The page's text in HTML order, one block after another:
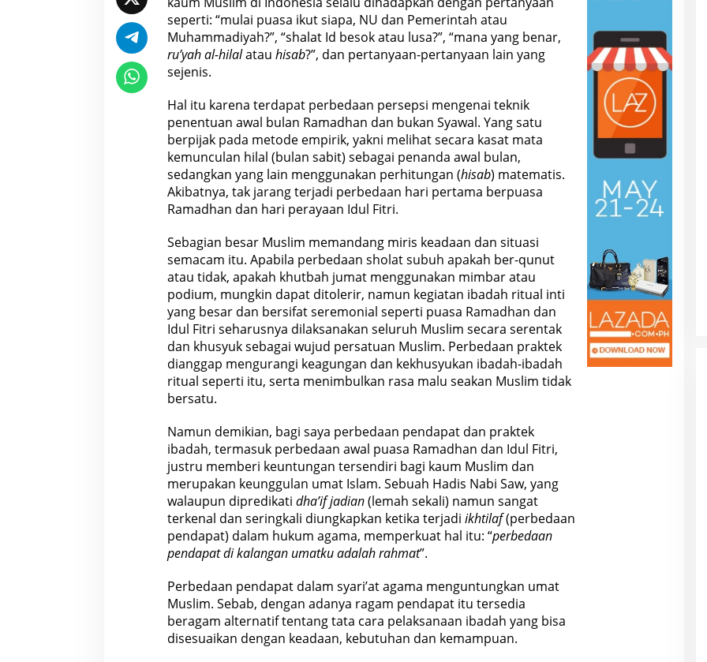
seperti: “mulai puasa ikut siapa, NU dan Pemerintah atau
Muhammadiyah?”, “shalat Id besok atau lusa?”, “mana yang benar,
ru’yah al-hilalatau hisab?”, dan pertanyaan-pertanyaan lain yang
sejenis.
Hal itu karena terdapat perbedaan persepsi mengenai teknik
penentuan awal bulan Ramadhan dan bukan Syawal. Yang satu
berpijak pada metode empirik, yakni melihat secara kasat mata
kemunculan hilal (bulan sabit) sebagai penanda awal bulan,
sedangkan yang lain menggunakan perhitungan (hisab) matematis.
Akibatnya, tak jarang terjadi perbedaan hari pertama berpuasa
Ramadhan dan hari perayaan Idul Fitri.
Sebagian besar Muslim memandang miris keadaan dan situasi
semacam itu. Apabila perbedaan sholat subuh apakah ber-qunut
atau tidak, apakah khutbah jumat menggunakan mimbar atau
podium, mungkin dapat ditolerir, namun kegiatan ibadah ritual inti
yang besar dan bersifat seremonial seperti puasa Ramadhan dan
Idul Fitri seharusnya dilaksanakan seluruh Muslim secara serentak
dan khusyuk sebagai wujud persatuan Muslim. Perbedaan praktek
dianggap mengurangi keagungan dan kekhusyukan ibadah-ibadah
ritual seperti itu, serta menimbulkan rasa malu seakan Muslim tidak
bersatu.
Namun demikian, bagi saya perbedaan pendapat dan praktek
ibadah, termasuk perbedaan awal puasa Ramadhan dan Idul Fitri,
justru memberi keuntungan tersendiri bagi kaum Muslim dan
merupakan keunggulan umat Islam. Sebuah Hadis Nabi Saw, yang
walaupun dipredikati dha’if jadian(lemah sekali) namun sangat
terkenal dan seringkali diungkapkan ketika terjadi ikhtilaf(perbedaan
pendapat) dalam hukum agama, memperkuat hal itu: “perbedaan
pendapat di kalangan umatku adalah rahmat”.
Perbedaan pendapat dalam syari’at agama menguntungkan umat
Muslim. Sebab, dengan adanya ragam pendapat itu tersedia
beragam alternatif tentang tata cara pelaksanaan ibadah yang bisa
disesuaikan dengan keadaan, kebutuhan dan kemampuan.